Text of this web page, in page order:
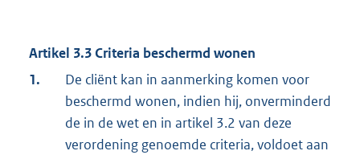
Artikel 3.3 Criteria beschermd wonen
1.
De cliënt kan in aanmerking komen voor
beschermd wonen, indien hij, onverminderd
de in de wet en in artikel 3.2 van deze
verordening genoemde criteria, voldoet aan